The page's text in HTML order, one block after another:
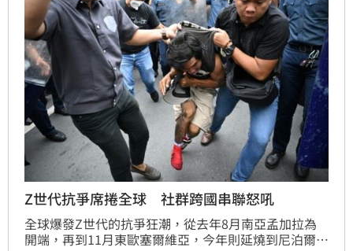
Z世代抗爭席捲全球 社群跨國串聯怒吼
全球爆發Z世代的抗爭狂潮，從去年8月南亞孟加拉為
開端，再到11月東歐塞爾維亞，今年則延燒到尼泊爾，